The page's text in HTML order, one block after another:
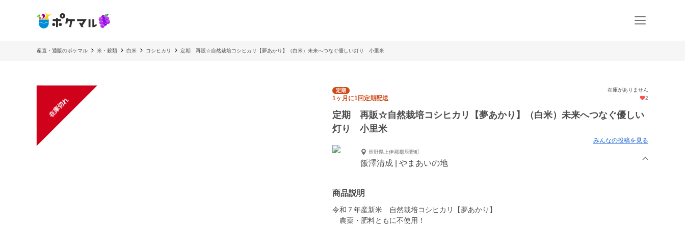
産直・通販のポケマル 米・穀類 白米 コシヒカリ 定期 再販☆自然栽培コシヒカリ【夢あかり】（白米）未来へつなぐ優しい灯り 小里米
在庫切れ
定期 在庫がありません
1ヶ月に1回定期配送 2
定期 再販☆自然栽培コシヒカリ【夢あかり】（白米）未来へつなぐ優しい
灯り 小里米
みんなの投稿を見る
長野県上伊那郡辰野町
飯澤清成 | やまあいの地
商品説明
令和７年産新米 自然栽培コシヒカリ【夢あかり】
農薬・肥料ともに不使用！